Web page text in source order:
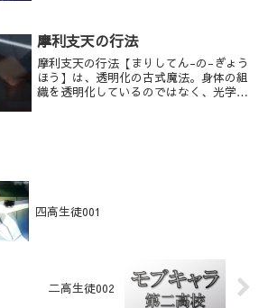
るのは達也であり、ある事情から「自分
の全ては達也のもの」だと思うようにな
った。
摩利支天の行法
摩利支天の行法【まりしてん-の-ぎょう
ほう】は、透明化の古式魔法。身体の組
織を透明化しているのではなく、光学迷
四高生徒001
二高生徒002